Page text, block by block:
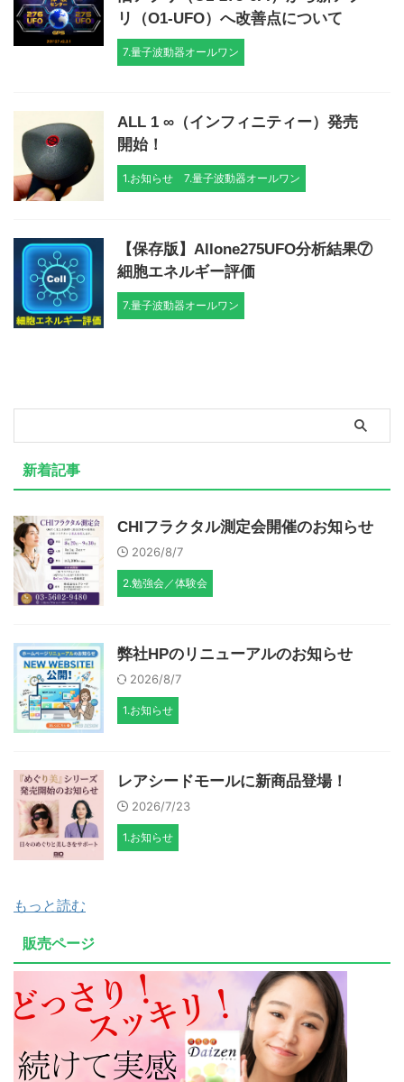
リ（O1-UFO）へ改善点について
7.量子波動器オールワン
ALL 1 ∞（インフィニティー）発売
開始！
1.お知らせ 7.量子波動器オールワン
【保存版】Allone275UFO分析結果⑦
細胞エネルギー評価
7.量子波動器オールワン
新着記事
CHIフラクタル測定会開催のお知らせ
2026/8/7
2.勉強会／体験会
弊社HPのリニューアルのお知らせ
2026/8/7
1.お知らせ
レアシードモールに新商品登場！
2026/7/23
1.お知らせ
もっと読む
販売ページ